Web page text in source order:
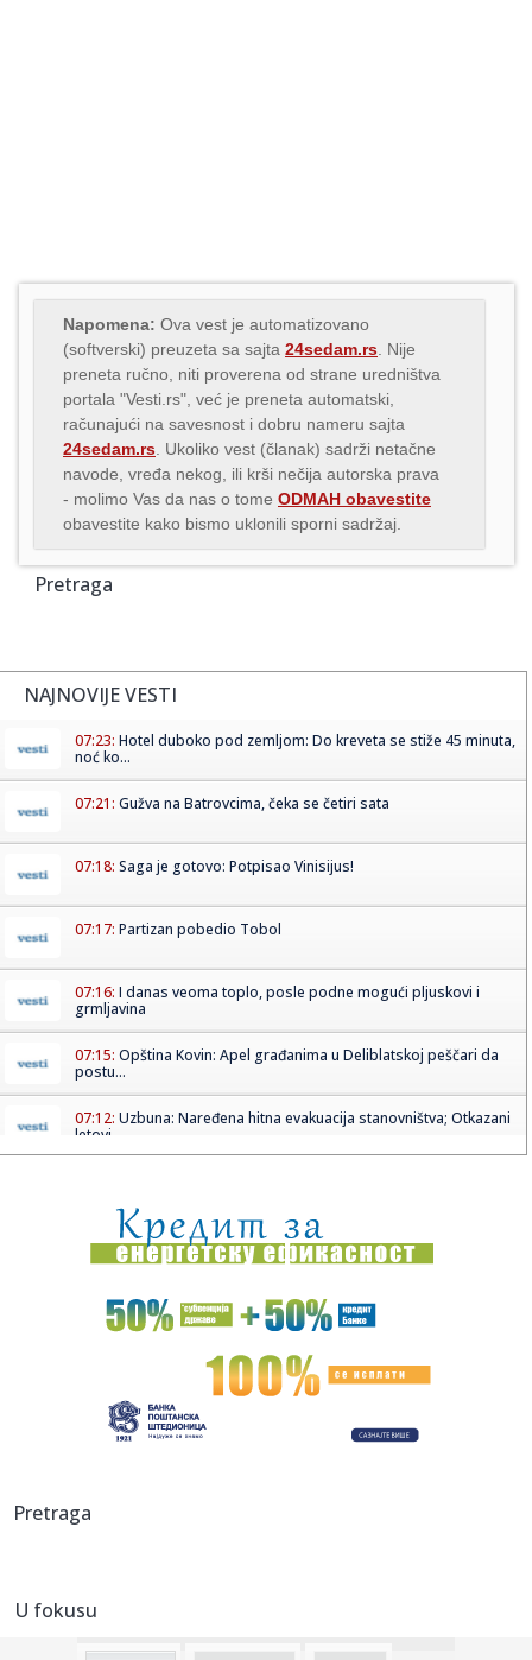
Napomena: Ova vest je automatizovano
(softverski) preuzeta sa sajta 24sedam.rs . Nije
preneta ručno, niti proverena od strane uredništva
portala "Vesti.rs", već je preneta automatski,
računajući na savesnost i dobru nameru sajta
24sedam.rs . Ukoliko vest (članak) sadrži netačne
navode, vređa nekog, ili krši nečija autorska prava
- molimo Vas da nas o tome ODMAH obavestite
obavestite kako bismo uklonili sporni sadržaj.
Pretraga
NAJNOVIJE VESTI
07:23: Hotel duboko pod zemljom: Do kreveta se stiže 45 minuta,
noć ko...
07:21: Gužva na Batrovcima, čeka se četiri sata
07:18: Saga je gotovo: Potpisao Vinisijus!
07:17: Partizan pobedio Tobol
07:16: I danas veoma toplo, posle podne mogući pljuskovi i
grmljavina
07:15: Opština Kovin: Apel građanima u Deliblatskoj peščari da
postu...
07:12: Uzbuna: Naređena hitna evakuacija stanovništva; Otkazani
letovi...
07:10:Najveći fenomen na tržištu nekretnina u Srbiji: Kuće u ovom
g...
07:10:[PLAĆENI PIČ?] MILKA NEGROVIĆ,
Homepage.Creative.Digital: „M...
Данас се мало лакше дише у Новом ...
07:05:Radari već postavljeni: Šta se dešava u saobraćaju
Tobol nije...
07:00:
Pretraga
U fokusu